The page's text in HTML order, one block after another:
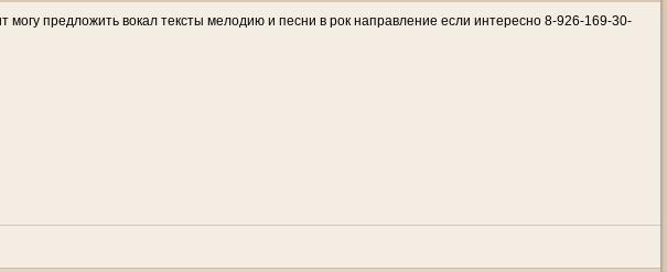
могу предложить вокал тексты мелодию и песни в рок направление если интересно 8-926-169-30-